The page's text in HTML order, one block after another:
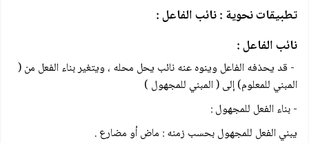
تطبيقات نحوية : نائب الفاعل :
نائب الفاعل :
- قد يحذفه الفاعل وينوه عنه نائب يحل محله ، ويتغير بناء الفعل من (
المبني للمعلوم) إلى ( المبني للمجهول )
- بناء الفعل للمجهول :
يبني الفعل للمجهول بحسب زمنه : ماض أو مضارع .